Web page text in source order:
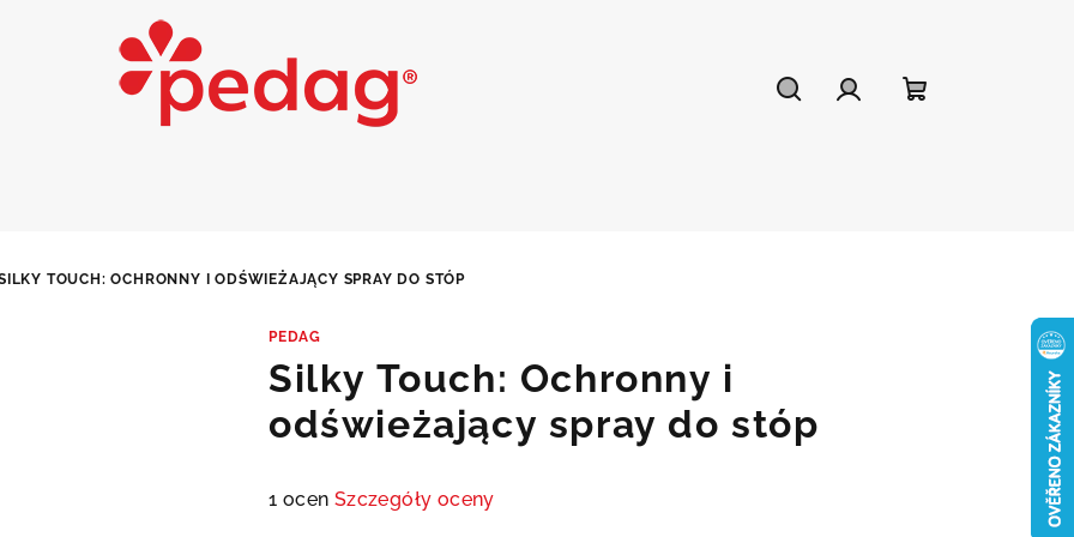
TOUCH: OCHRONNY I ODŚWIEŻAJĄCY SPRAY DO STÓP
PEDAG
Silky Touch: Ochronny i
odświeżający spray do stóp
Średnia
1 ocen Szczegóły oceny